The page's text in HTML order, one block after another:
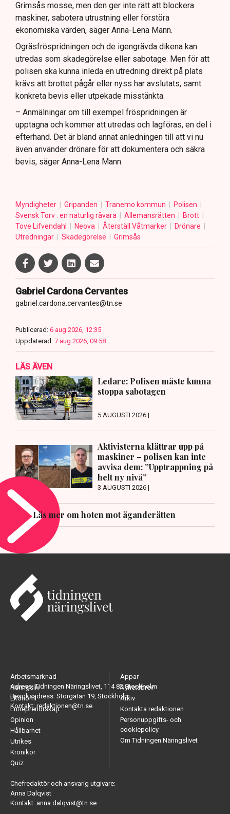
Grimsås mosse, men den ger inte rätt att blockera
maskiner, sabotera utrustning eller förstöra
ekonomiska värden, säger Anna-Lena Mann.
Ogräsfröspridningen och de igengrävda dikena kan
utredas som skadegörelse eller sabotage. Men för att
polisen ska kunna inleda en utredning direkt på plats
krävs att brottet pågår eller nyss har avslutats, samt
konkreta bevis eller utpekade misstänkta.
– Anmälningar om till exempel fröspridningen är
upptagna och kommer att utredas och lagföras, en del i
efterhand. Det är bland annat anledningen till att vi nu
även använder drönare för att dokumentera och säkra
bevis, säger Anna-Lena Mann.
Myndigheter Gripanden Tranemo kommun
Polisen
Svensk Torv : en naturlig råvara
Allemansrätten
Brott
Tove Lifvendahl
Neova Återställ Våtmarker
Drönare
Utredningar
Skadegörelse Grimsås
Gabriel Cardona Cervantes
gabriel.cardona.cervantes@tn.se
Publicerad: 6 aug 2026, 12:35
Uppdaterad: 7 aug 2026, 09:58
LÄS ÄVEN
Ledare: Polisen måste kunna
stoppa sabotagen
5 AUGUSTI 2026 |
Aktivisterna klättrar upp på
maskiner – polisen kan inte
avvisa dem: ”Upptrappning på
helt ny nivå”
3 AUGUSTI 2026 |
Läs mer om hoten mot äganderätten
Adress: Tidningen Näringslivet, 114 82 Stockholm
Besöksadress: Storgatan 19, Stockholm
Kontakt: redaktionen@tn.se
Arbetsmarknad
Näringsliv
Ekonomi
Entreprenörskap
Opinion
Hållbarhet
Utrikes
Krönikor
Quiz
Appar
Nyhetsbrev
Arkiv
Kontakta redaktionen
Personuppgifts- och
cookiepolicy
Om Tidningen Näringslivet
Chefredaktör och ansvarig utgivare:
Anna Dalqvist
Kontakt: anna.dalqvist@tn.se